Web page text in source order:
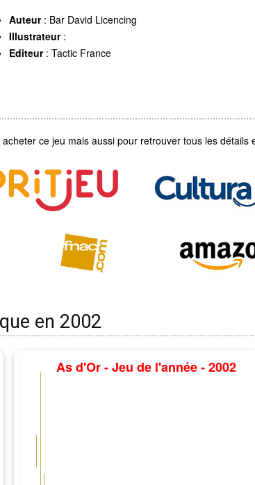
Auteur: Bar David Licencing
Illustrateur:
Editeur: Tactic France
ce jeu mais aussi pour retrouver tous les détails
en 2002
As d'Or - Jeu de l'année - 2002